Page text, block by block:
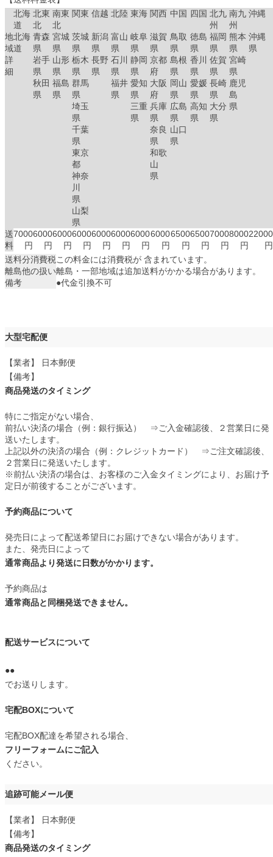
北海
道
北東
北
南東
北
関東 信越 北陸 東海 関西 中国 四国 北九
州
南九
州
沖縄
地
域
詳
細
北海
道
青森
県
岩手
県
秋田
県
宮城
県
山形
県
福島
県
茨城
県
栃木
県
群馬
県
埼玉
県
千葉
県
東京
都
神奈
川
県
山梨
県
新潟
県
長野
県
富山
県
石川
県
福井
県
岐阜
県
静岡
県
愛知
県
三重
県
滋賀
県
京都
府
大阪
府
兵庫
県
奈良
県
和歌
山
県
鳥取
県
島根
県
岡山
県
広島
県
山口
県
徳島
県
香川
県
愛媛
県
高知
県
福岡
県
佐賀
県
長崎
県
大分
県
熊本
県
宮崎
県
鹿児
島
県
沖縄
県
送
料
7000
円
6000
円
6000
円
6000
円
6000
円
6000
円
6000
円
6000
円
6500
円
6500
円
7000
円
8000
円
22000
円
送料分消費税この料金には消費税が 含まれています。
離島他の扱い離島・一部地域は追加送料がかかる場合があります。
備考
●代金引換不可
大型宅配便
【業者】 日本郵便
【備考】
商品発送のタイミング
特にご指定がない場合、
前払い決済の場合（例：銀行振込） ⇒ご入金確認後、２営業日に発
送いたします。
上記以外の決済の場合（例：クレジットカード） ⇒ご注文確認後、
２営業日に発送いたします。
※前払い決済の場合は、お客様のご入金タイミングにより、お届け予
定日が前後することがございます。
予約商品について
発売日によって配送希望日にお届けできない場合があります。
また、発売日によって
通常商品より発送に日数がかかります。
予約商品は
通常商品と同梱発送できません。
配送サービスについて
●●
でお送りします。
宅配BOXについて
宅配BOX配達を希望される場合、
フリーフォームにご記入
ください。
追跡可能メール便
【業者】 日本郵便
【備考】
商品発送のタイミング